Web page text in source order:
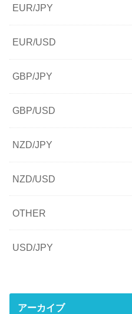
EUR/JPY
EUR/USD
GBP/JPY
GBP/USD
NZD/JPY
NZD/USD
OTHER
USD/JPY
アーカイブ